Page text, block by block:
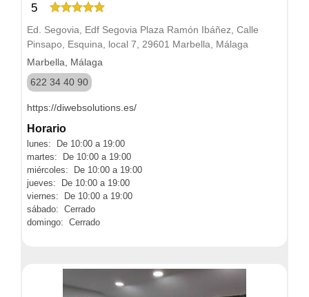
5
Ed. Segovia, Edf Segovia Plaza Ramón Ibáñez, Calle
Pinsapo, Esquina, local 7, 29601 Marbella, Málaga
Marbella, Málaga
622 34 40 90
https://diwebsolutions.es/
Horario
lunes: De 10:00 a 19:00
martes: De 10:00 a 19:00
miércoles: De 10:00 a 19:00
jueves: De 10:00 a 19:00
viernes: De 10:00 a 19:00
sábado: Cerrado
domingo: Cerrado